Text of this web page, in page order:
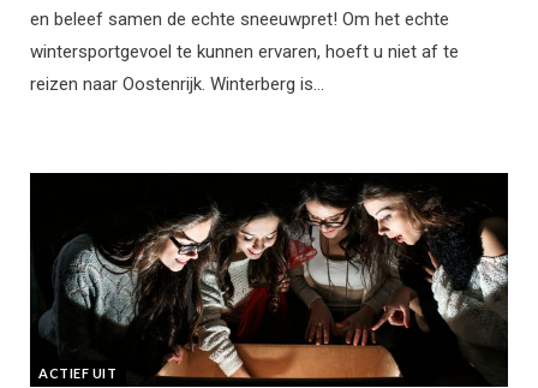
en beleef samen de echte sneeuwpret! Om het echte
wintersportgevoel te kunnen ervaren, hoeft u niet af te
reizen naar Oostenrijk. Winterberg is…
ACTIEF UIT